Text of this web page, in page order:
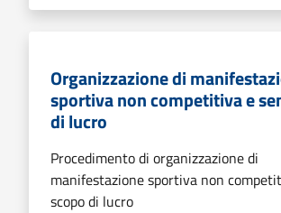
Organizzazione di
sportiva non competitiva e
di lucro
Procedimento di organizzazione di
manifestazione sportiva non
scopo di lucro